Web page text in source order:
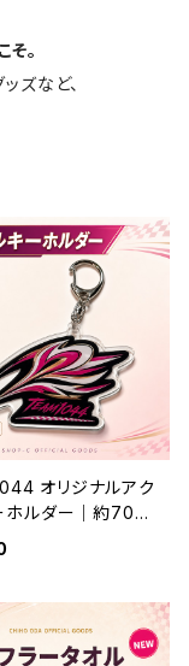
。
ズなど、
オリジナルアク
ホルダー｜約70m